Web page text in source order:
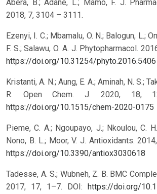
Abera, B.; Adane, L.; Mamo, F. J.
2018, 7, 3104 – 3111.
Ezenyi, I. C.; Mbamalu, O. N.; Balogun, L.;
F. S.; Salawu, O. A. J. Phytopharmacol.
https://doi.org/10.31254/phyto.2016.5406
Kristanti, A. N.; Aung, E. A.; Aminah, N. S.;
R. Open Chem. J. 2020, 18,
https://doi.org/10.1515/chem-2020-0175
Pieme, C. A.; Ngoupayo, J.; Nkoulou, C.
Nono, B. L.; Moor, V. J. Antioxidants.
https://doi.org/10.3390/antiox3030618
Tadesse, A. S.; Wubneh, Z. B. BMC
2017, 17, 1–7.
DOI:
https://doi.org/